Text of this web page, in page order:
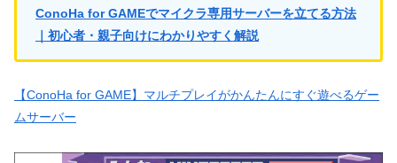
ConoHa for GAMEでマイクラ専用サーバーを立てる方法
｜初心者・親子向けにわかりやすく解説
【ConoHa for GAME】マルチプレイがかんたんにすぐ遊べるゲー
ムサーバー